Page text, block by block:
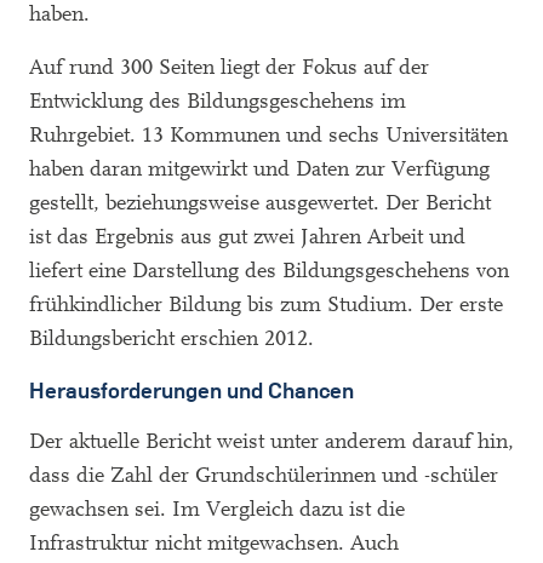
haben.
Auf rund 300 Seiten liegt der Fokus auf der
Entwicklung des Bildungsgeschehens im
Ruhrgebiet. 13 Kommunen und sechs Universitäten
haben daran mitgewirkt und Daten zur Verfügung
gestellt, beziehungsweise ausgewertet. Der Bericht
ist das Ergebnis aus gut zwei Jahren Arbeit und
liefert eine Darstellung des Bildungsgeschehens von
frühkindlicher Bildung bis zum Studium. Der erste
Bildungsbericht erschien 2012.
Herausforderungen und Chancen
Der aktuelle Bericht weist unter anderem darauf hin,
dass die Zahl der Grundschülerinnen und -schüler
gewachsen sei. Im Vergleich dazu ist die
Infrastruktur nicht mitgewachsen. Auch